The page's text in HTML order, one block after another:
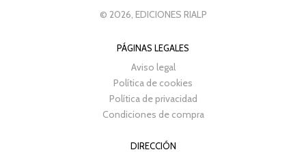
© 2026, EDICIONES RIALP
PÁGINAS LEGALES
Aviso legal
Política de cookies
Política de privacidad
Condiciones de compra
DIRECCIÓN